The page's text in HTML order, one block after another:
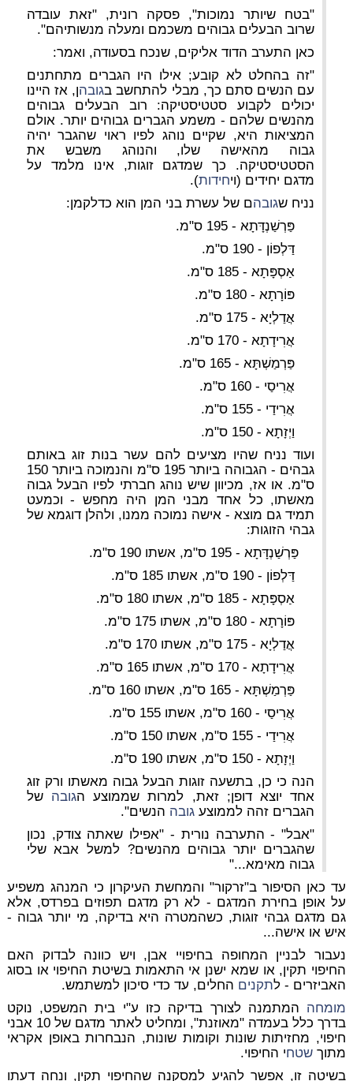
"בטח שיותר נמוכות", פסקה רונית, "זאת עובדה
שרוב הבעלים גבוהים משכמם ומעלה מנשותיהם".
כאן התערב הדוד אליקים, שנכח בסעודה, ואמר:
"זה בהחלט לא קובע; אילו היו הגברים מתחתנים
עם הנשים סתם כך, מבלי להתחשב בגובהן, אז היינו
יכולים לקבוע סטטיסטיקה: רוב הבעלים גבוהים
מהנשים שלהם - משמע הגברים גבוהים יותר. אולם
המציאות היא, שקיים נוהג לפיו ראוי שהגבר יהיה
גבוה מהאישה שלו, והנוהג משבש את
הסטטיסטיקה. כך שמדגם זוגות, אינו מלמד על
מדגם יחידים (ויחידות).
נניח שגובהם של עשרת בני המן הוא כדלקמן:
פַּרְשַׁנְדָּתָא - 195 ס"מ.
דַּלְפוֹן - 190 ס"מ.
אַסְפָּתָא - 185 ס"מ.
פּוֹרָתָא - 180 ס"מ.
אֲדַלְיָא - 175 ס"מ.
אֲרִידָתָא - 170 ס"מ.
פַּרְמַשְׁתָּא - 165 ס"מ.
אֲרִיסַי - 160 ס"מ.
אֲרִידַי - 155 ס"מ.
וַיְזָתָא - 150 ס"מ.
ועוד נניח שהיו מציעים להם עשר בנות זוג באותם
גבהים - הגבוהה ביותר 195 ס"מ והנמוכה ביותר 150
ס"מ. או אז, מכיוון שיש נוהג חברתי לפיו הבעל גבוה
מאשתו, כל אחד מבני המן היה מחפש - וכמעט
תמיד גם מוצא - אישה נמוכה ממנו, ולהלן דוגמא של
גבהי הזוגות:
פַּרְשַׁנְדָּתָא - 195 ס"מ, אשתו 190 ס"מ.
דַּלְפוֹן - 190 ס"מ, אשתו 185 ס"מ.
אַסְפָּתָא - 185 ס"מ, אשתו 180 ס"מ.
פּוֹרָתָא - 180 ס"מ, אשתו 175 ס"מ.
אֲדַלְיָא - 175 ס"מ, אשתו 170 ס"מ.
אֲרִידָתָא - 170 ס"מ, אשתו 165 ס"מ.
פַּרְמַשְׁתָּא - 165 ס"מ, אשתו 160 ס"מ.
אֲרִיסַי - 160 ס"מ, אשתו 155 ס"מ.
אֲרִידַי - 155 ס"מ, אשתו 150 ס"מ.
וַיְזָתָא - 150 ס"מ, אשתו 190 ס"מ.
הנה כי כן, בתשעה זוגות הבעל גבוה מאשתו ורק זוג
אחד יוצא דופן; זאת, למרות שממוצע הגובה של
הגברים זהה לממוצע גובה הנשים".
"אבל" - התערבה נורית - "אפילו שאתה צודק, נכון
שהגברים יותר גבוהים מהנשים? למשל אבא שלי
גבוה מאימא..."
עד כאן הסיפור ב"זרקור" והמחשת העיקרון כי המנהג משפיע
על אופן בחירת המדגם - לא רק מדגם תפוזים בפרדס, אלא
גם מדגם גבהי זוגות, כשהמטרה היא בדיקה, מי יותר גבוה -
איש או אישה...
נעבור לבניין המחופה בחיפויי אבן, ויש כוונה לבדוק האם
החיפוי תקין, או שמא ישנן אי התאמות בשיטת החיפוי או בסוג
האביזרים - לתקנים החלים, עד כדי סיכון למשתמש.
מומחה המתמנה לצורך בדיקה כזו ע"י בית המשפט, נוקט
בדרך כלל בעמדה "מאוזנת", ומחליט לאתר מדגם של 10 אבני
חיפוי, מחזיתות שונות וקומות שונות, הנבחרות באופן אקראי
מתוך שטחי החיפוי.
בשיטה זו, אפשר להגיע למסקנה שהחיפוי תקין, ונחה דעתו